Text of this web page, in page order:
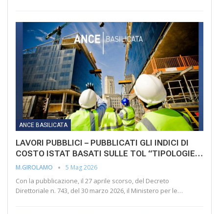
ANCE BASILICATA
LAVORI PUBBLICI – PUBBLICATI GLI INDICI DI
COSTO ISTAT BASATI SULLE TOL “TIPOLOGIE…
M.GIROLAMO 5 Mag 2026
Con la pubblicazione, il 27 aprile scorso, del Decreto
Direttoriale n. 743, del 30 marzo 2026, il Ministero per le…